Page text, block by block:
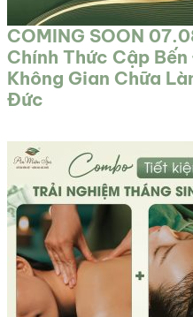
COMING SOON
Chính Thức Cập
Không Gian Chữa
Đức